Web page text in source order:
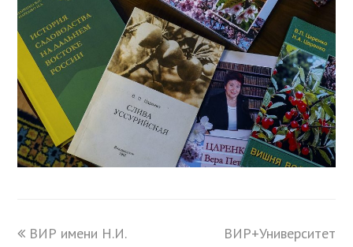
previous
ВИР имени Н.И.
next
ВИР+Университет